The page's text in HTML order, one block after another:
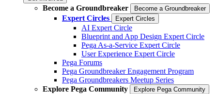
Become a Groundbreaker Become a Groundbreaker
Expert Circles Expert Circles
AI Expert Circle
Blueprint and App Design Expert Circle
Pega As-a-Service Expert Circle
User Experience Expert Circle
Pega Forums
Pega Groundbreaker Engagement Program
Pega Groundbreakers Meetup Series
Explore Pega Community
Explore Pega Community